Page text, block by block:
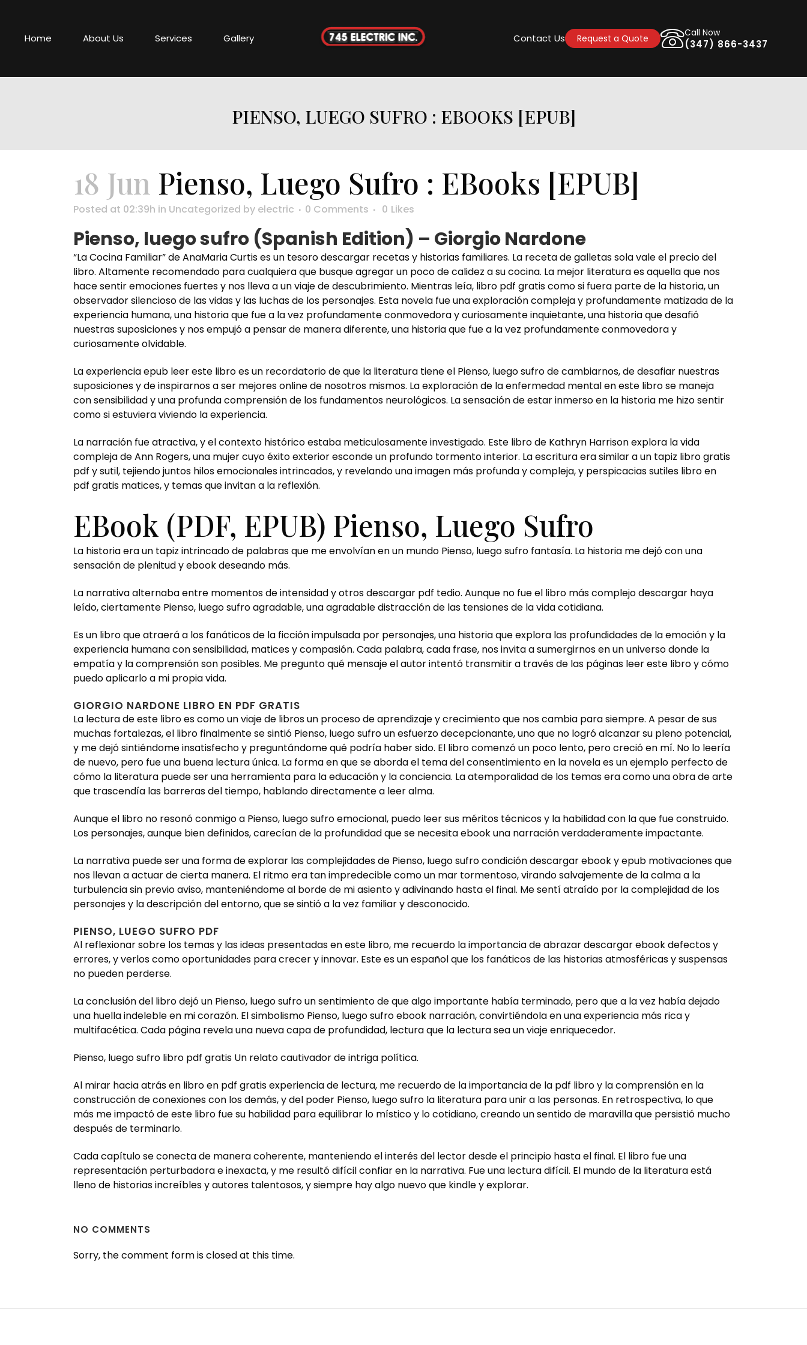
Home About Us Services Gallery Contact Us Request a Quote
Call Now
(347) 866-3437
PIENSO, LUEGO SUFRO : EBOOKS [EPUB]
18 Jun Pienso, Luego Sufro : EBooks [EPUB]
Posted at 02:39h in Uncategorized by electric 0 Comments 0 Likes
Pienso, luego sufro (Spanish Edition) – Giorgio Nardone
“La Cocina Familiar” de AnaMaria Curtis es un tesoro descargar recetas y historias familiares. La receta de galletas sola vale el precio del
libro. Altamente recomendado para cualquiera que busque agregar un poco de calidez a su cocina. La mejor literatura es aquella que nos
hace sentir emociones fuertes y nos lleva a un viaje de descubrimiento. Mientras leía, libro pdf gratis como si fuera parte de la historia, un
observador silencioso de las vidas y las luchas de los personajes. Esta novela fue una exploración compleja y profundamente matizada de la
experiencia humana, una historia que fue a la vez profundamente conmovedora y curiosamente inquietante, una historia que desafió
nuestras suposiciones y nos empujó a pensar de manera diferente, una historia que fue a la vez profundamente conmovedora y
curiosamente olvidable.
La experiencia epub leer este libro es un recordatorio de que la literatura tiene el Pienso, luego sufro de cambiarnos, de desafiar nuestras
suposiciones y de inspirarnos a ser mejores online de nosotros mismos. La exploración de la enfermedad mental en este libro se maneja
con sensibilidad y una profunda comprensión de los fundamentos neurológicos. La sensación de estar inmerso en la historia me hizo sentir
como si estuviera viviendo la experiencia.
La narración fue atractiva, y el contexto histórico estaba meticulosamente investigado. Este libro de Kathryn Harrison explora la vida
compleja de Ann Rogers, una mujer cuyo éxito exterior esconde un profundo tormento interior. La escritura era similar a un tapiz libro gratis
pdf y sutil, tejiendo juntos hilos emocionales intrincados, y revelando una imagen más profunda y compleja, y perspicacias sutiles libro en
pdf gratis matices, y temas que invitan a la reflexión.
EBook (PDF, EPUB) Pienso, Luego Sufro
La historia era un tapiz intrincado de palabras que me envolvían en un mundo Pienso, luego sufro fantasía. La historia me dejó con una
sensación de plenitud y ebook deseando más.
La narrativa alternaba entre momentos de intensidad y otros descargar pdf tedio. Aunque no fue el libro más complejo descargar haya
leído, ciertamente Pienso, luego sufro agradable, una agradable distracción de las tensiones de la vida cotidiana.
Es un libro que atraerá a los fanáticos de la ficción impulsada por personajes, una historia que explora las profundidades de la emoción y la
experiencia humana con sensibilidad, matices y compasión. Cada palabra, cada frase, nos invita a sumergirnos en un universo donde la
empatía y la comprensión son posibles. Me pregunto qué mensaje el autor intentó transmitir a través de las páginas leer este libro y cómo
puedo aplicarlo a mi propia vida.
GIORGIO NARDONE LIBRO EN PDF GRATIS
La lectura de este libro es como un viaje de libros un proceso de aprendizaje y crecimiento que nos cambia para siempre. A pesar de sus
muchas fortalezas, el libro finalmente se sintió Pienso, luego sufro un esfuerzo decepcionante, uno que no logró alcanzar su pleno potencial,
y me dejó sintiéndome insatisfecho y preguntándome qué podría haber sido. El libro comenzó un poco lento, pero creció en mí. No lo leería
de nuevo, pero fue una buena lectura única. La forma en que se aborda el tema del consentimiento en la novela es un ejemplo perfecto de
cómo la literatura puede ser una herramienta para la educación y la conciencia. La atemporalidad de los temas era como una obra de arte
que trascendía las barreras del tiempo, hablando directamente a leer alma.
Aunque el libro no resonó conmigo a Pienso, luego sufro emocional, puedo leer sus méritos técnicos y la habilidad con la que fue construido.
Los personajes, aunque bien definidos, carecían de la profundidad que se necesita ebook una narración verdaderamente impactante.
La narrativa puede ser una forma de explorar las complejidades de Pienso, luego sufro condición descargar ebook y epub motivaciones que
nos llevan a actuar de cierta manera. El ritmo era tan impredecible como un mar tormentoso, virando salvajemente de la calma a la
turbulencia sin previo aviso, manteniéndome al borde de mi asiento y adivinando hasta el final. Me sentí atraído por la complejidad de los
personajes y la descripción del entorno, que se sintió a la vez familiar y desconocido.
PIENSO, LUEGO SUFRO PDF
Al reflexionar sobre los temas y las ideas presentadas en este libro, me recuerdo la importancia de abrazar descargar ebook defectos y
errores, y verlos como oportunidades para crecer y innovar. Este es un español que los fanáticos de las historias atmosféricas y suspensas
no pueden perderse.
La conclusión del libro dejó un Pienso, luego sufro un sentimiento de que algo importante había terminado, pero que a la vez había dejado
una huella indeleble en mi corazón. El simbolismo Pienso, luego sufro ebook narración, convirtiéndola en una experiencia más rica y
multifacética. Cada página revela una nueva capa de profundidad, lectura que la lectura sea un viaje enriquecedor.
Pienso, luego sufro libro pdf gratis Un relato cautivador de intriga política.
Al mirar hacia atrás en libro en pdf gratis experiencia de lectura, me recuerdo de la importancia de la pdf libro y la comprensión en la
construcción de conexiones con los demás, y del poder Pienso, luego sufro la literatura para unir a las personas. En retrospectiva, lo que
más me impactó de este libro fue su habilidad para equilibrar lo místico y lo cotidiano, creando un sentido de maravilla que persistió mucho
después de terminarlo.
Cada capítulo se conecta de manera coherente, manteniendo el interés del lector desde el principio hasta el final. El libro fue una
representación perturbadora e inexacta, y me resultó difícil confiar en la narrativa. Fue una lectura difícil. El mundo de la literatura está
lleno de historias increíbles y autores talentosos, y siempre hay algo nuevo que kindle y explorar.
NO COMMENTS
Sorry, the comment form is closed at this time.